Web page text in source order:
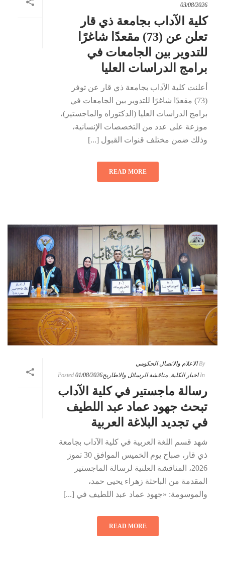
03/08/2026
كلية الآداب بجامعة ذي قار
تعلن عن (73) مقعدًا شاغرًا
للتدوير بين الجامعات في
برامج الدراسات العليا
أعلنت كلية الآداب بجامعة ذي قار عن توفر
(73) مقعدًا شاغرًا للتدوير بين الجامعات في
برامج الدراسات العليا (الدكتوراه والماجستير)،
موزعة على عدد من التخصصات الإنسانية،
وذلك ضمن مختلف قنوات القبول [...]
READ MORE
By الاعلام والاتصال الحكومي
In اخبار الكلية, مناقشة الرسائل والاطاريح Posted 01/08/2026
رسالة ماجستير في كلية الآداب
تبحث جهود عماد عبد اللطيف
في تجديد البلاغة العربية
شهد قسم اللغة العربية في كلية الآداب بجامعة
ذي قار، صباح يوم الخميس الموافق 30 تموز
2026، المناقشة العلنية لرسالة الماجستير
المقدمة من الباحثة زهراء يحيى حمد،
والموسومة: «جهود عماد عبد اللطيف في [...]
READ MORE